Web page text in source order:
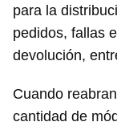
para la
pedidos, fallas
devolución,
Cuando
cantidad de